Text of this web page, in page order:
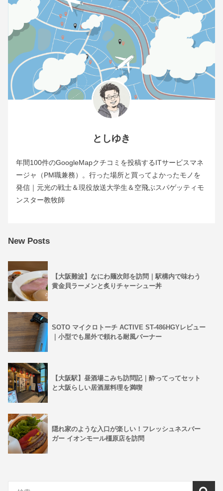
としゆき
年間100件のGoogleMapクチコミを投稿するITサービスマネ
ージャ（PM職兼務）。行った場所と買ってよかったモノを
発信｜元光の戦士＆現役放送大学生＆空飛ぶスパゲッティモ
ンスター教牧師
New Posts
【大阪難波】なにわ麺次郎を訪問｜駅構内で味わう
黄金貝ラーメンと炙りチャーシュー丼
SOTO マイクロトーチ ACTIVE ST-486HGYレビュー
｜小型でも屋外で頼れる耐風バーナー
【大阪駅】昼酒場こみち訪問記｜酔ってってセット
と大阪らしい居酒屋料理を満喫
隠れ家のような入口が楽しい！フレッシュネスバー
ガー イオンモール橿原店を訪問